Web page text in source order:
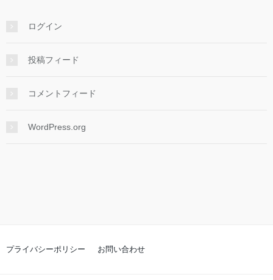
ログイン
投稿フィード
コメントフィード
WordPress.org
プライバシーポリシー お問い合わせ